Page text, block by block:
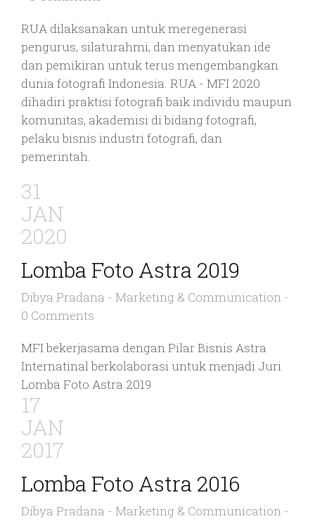
RUA dilaksanakan untuk meregenerasi
pengurus, silaturahmi, dan menyatukan ide
dan pemikiran untuk terus mengembangkan
dunia fotografi Indonesia. RUA - MFI 2020
dihadiri praktisi fotografi baik individu maupun
komunitas, akademisi di bidang fotografi,
pelaku bisnis industri fotografi, dan
pemerintah.
31
JAN
2020
Lomba Foto Astra 2019
Dibya Pradana - Marketing & Communication -
0 Comments
MFI bekerjasama dengan Pilar Bisnis Astra
Internatinal berkolaborasi untuk menjadi Juri
Lomba Foto Astra 2019
17
JAN
2017
Lomba Foto Astra 2016
Dibya Pradana - Marketing & Communication -